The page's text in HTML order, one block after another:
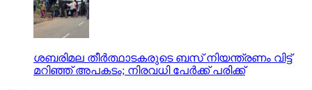
ശബരിമല തീര്‍ത്ഥാടകരുടെ ബസ് നിയന്ത്രണം വിട്ട്
മറിഞ്ഞ് അപകടം; നിരവധി പേര്‍ക്ക് പരിക്ക്